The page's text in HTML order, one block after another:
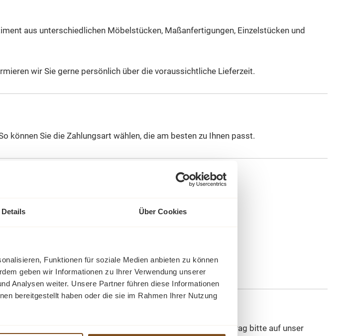
Details Über Cookies
Funktionen für soziale Medien anbieten zu können
geben wir Informationen zu Ihrer Verwendung unserer
Analysen weiter. Unsere Partner führen diese Informationen
bereitgestellt haben oder die sie im Rahmen Ihrer Nutzung
aus unterschiedlichen Möbelstücken, Maßanfertigungen, Einzelstücken und
wir Sie gerne persönlich über die voraussichtliche Lieferzeit.
können Sie die Zahlungsart wählen, die am besten zu Ihnen passt.
Ihrer Bestellung überweisen Sie den Rechnungsbetrag bitte auf unser